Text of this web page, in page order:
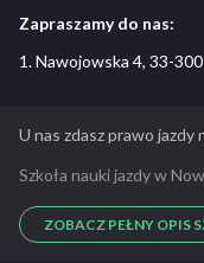
Zapraszamy do nas:
1. Nawojowska 4, 33-
U nas zdasz prawo jazdy
Szkoła nauki jazdy w
ZOBACZ PEŁNY OPIS